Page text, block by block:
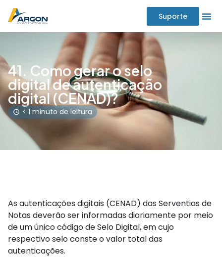
Suporte
41. Como gerar o selo
digital de autenticação
digital (CENAD)?
< 1 minuto de leitura
As autenticações digitais (CENAD) das Serventias de
Notas deverão ser informadas diariamente por meio
de um único código de Selo Digital, em cujo
respectivo selo conste o valor total das
autenticações.